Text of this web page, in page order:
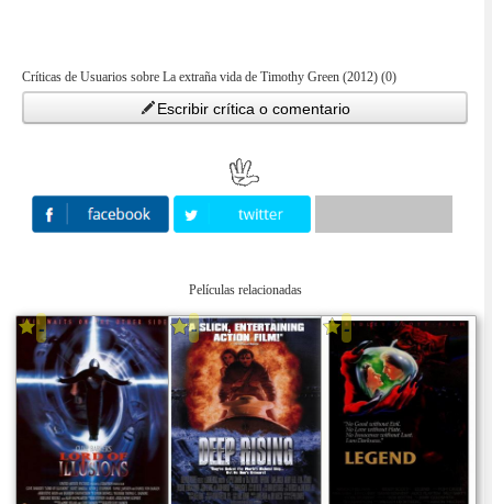
Críticas de Usuarios sobre La extraña vida de Timothy Green (2012) (0)
Escribir crítica o comentario
Películas relacionadas
- - -